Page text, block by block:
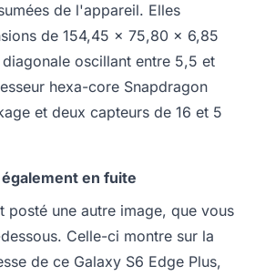
de l'appareil. Elles
de 154,45 × 75,80 × 6,85
oscillant entre 5,5 et
hexa-core Snapdragon
et deux capteurs de 16 et 5
en fuite
posté une autre image, que vous
Celle-ci montre sur la
de ce Galaxy S6 Edge Plus,